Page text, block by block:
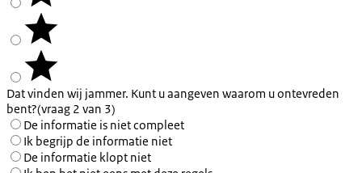
Dat vinden wij jammer. Kunt u aangeven waarom u ontevreden
bent?(vraag 2 van 3)
De informatie is niet compleet
Ik begrijp de informatie niet
De informatie klopt niet